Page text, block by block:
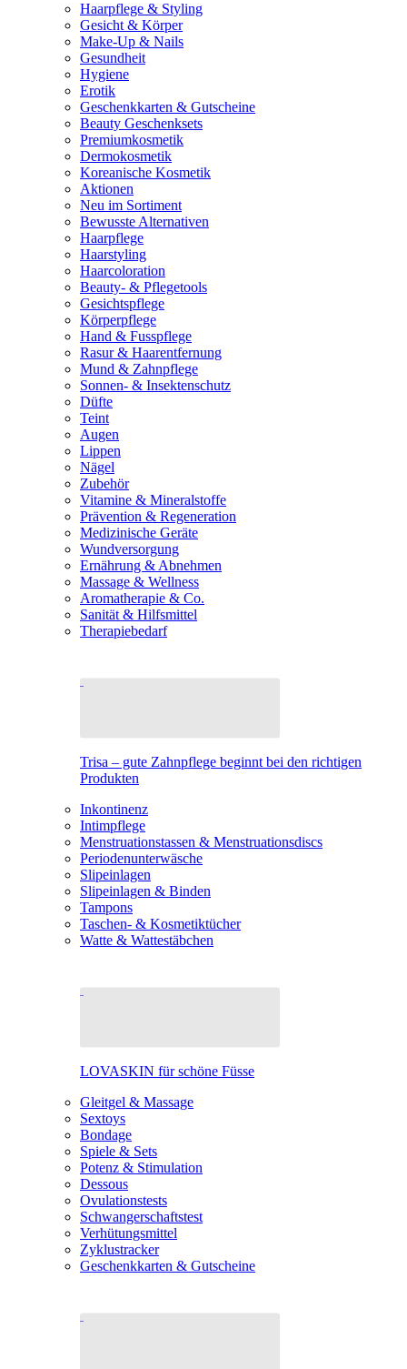
Haarpflege & Styling
Gesicht & Körper
Make-Up & Nails
Gesundheit
Hygiene
Erotik
Geschenkkarten & Gutscheine
Beauty Geschenksets
Premiumkosmetik
Dermokosmetik
Koreanische Kosmetik
Aktionen
Neu im Sortiment
Bewusste Alternativen
Haarpflege
Haarstyling
Haarcoloration
Beauty- & Pflegetools
Gesichtspflege
Körperpflege
Hand & Fusspflege
Rasur & Haarentfernung
Mund & Zahnpflege
Sonnen- & Insektenschutz
Düfte
Teint
Augen
Lippen
Nägel
Zubehör
Vitamine & Mineralstoffe
Prävention & Regeneration
Medizinische Geräte
Wundversorgung
Ernährung & Abnehmen
Massage & Wellness
Aromatherapie & Co.
Sanität & Hilfsmittel
Therapiebedarf
Trisa – gute Zahnpflege beginnt bei den richtigen
Produkten
Inkontinenz
Intimpflege
Menstruationstassen & Menstruationsdiscs
Periodenunterwäsche
Slipeinlagen
Slipeinlagen & Binden
Tampons
Taschen- & Kosmetiktücher
Watte & Wattestäbchen
LOVASKIN für schöne Füsse
Gleitgel & Massage
Sextoys
Bondage
Spiele & Sets
Potenz & Stimulation
Dessous
Ovulationstests
Schwangerschaftstest
Verhütungsmittel
Zyklustracker
Geschenkkarten & Gutscheine